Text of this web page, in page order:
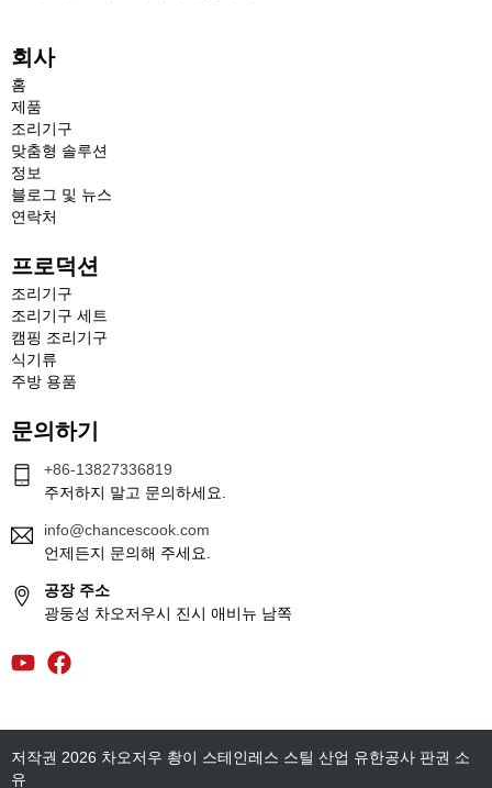
회사
홈
제품
조리기구
맞춤형 솔루션
정보
블로그 및 뉴스
연락처
프로덕션
조리기구
조리기구 세트
캠핑 조리기구
식기류
주방 용품
문의하기
+86-13827336819
주저하지 말고 문의하세요.
info@chancescook.com
언제든지 문의해 주세요.
공장 주소
광둥성 차오저우시 진시 애비뉴 남쪽
저작권 2026 차오저우 촹이 스테인레스 스틸 산업 유한공사 판권 소
유